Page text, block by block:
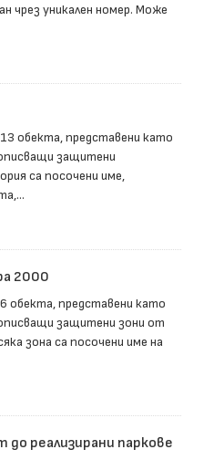
чрез уникален номер. Може
обекта, представени като
защитени
са посочени име,
2000
обекта, представени като
защитени зони от
зона са посочени име на
реализирани паркове